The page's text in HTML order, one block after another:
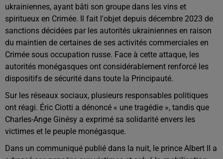
ukrainiennes, ayant bâti son groupe dans les vins et
spiritueux en Crimée. Il fait l'objet depuis décembre 2023 de
sanctions décidées par les autorités ukrainiennes en raison
du maintien de certaines de ses activités commerciales en
Crimée sous occupation russe. Face à cette attaque, les
autorités monégasques ont considérablement renforcé les
dispositifs de sécurité dans toute la Principauté.
Sur les réseaux sociaux, plusieurs responsables politiques
ont réagi. Éric Ciotti a dénoncé « une tragédie », tandis que
Charles-Ange Ginésy a exprimé sa solidarité envers les
victimes et le peuple monégasque.
Dans un communiqué publié dans la nuit, le prince Albert II a